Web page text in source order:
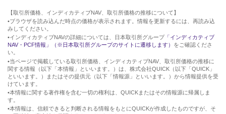
【取引所価格、インディカティブNAV、取引所価格の推移について】
•ブラウザを読み込んだ時点の価格が表示されます。情報を更新するには、再読み込
みしてください。
•インディカティブNAVの詳細については、日本取引所グループ 「インディカティブ
NAV・PCF情報」（※日本取引所グループのサイトに遷移します） をご確認くださ
い。
•当ページで掲載している取引所価格、インディカティブNAV、取引所価格の推移に
関する情報（以下「本情報」といいます。）は、株式会社QUICK（以下「QUICK」
といいます。）またはその提供元（以下「情報源」といいます。）から情報提供を受
けています。
•本情報に関する著作権を含む一切の権利は、QUICKまたはその情報源に帰属しま
す。
•本情報は、信頼できると判断される情報をもとにQUICKが作成したものですが、そ